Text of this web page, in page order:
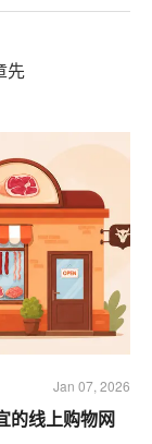
先
Jan 07, 2026
的线上购物网